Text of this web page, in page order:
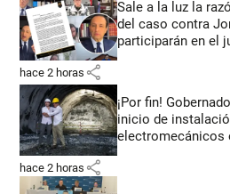
Sale a la luz la
del caso contra
participarán en el
hace 2 horas share
¡Por fin!
inicio de
electromecánicos
hace 2 horas share